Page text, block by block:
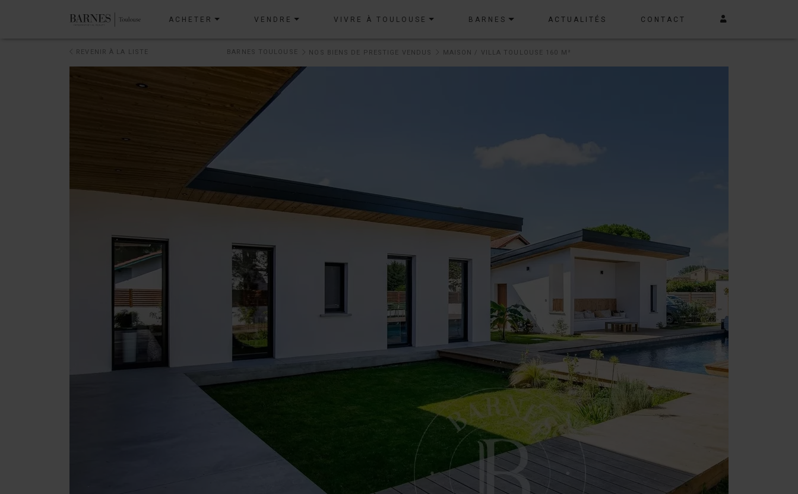
ACHETER VENDRE VIVRE À TOULOUSE BARNES ACTUALITÉS CONTACT
BARNES TOULOUSE NOS BIENS DE PRESTIGE VENDUS MAISON / VILLA TOULOUSE 160 M²
REVENIR À LA LISTE